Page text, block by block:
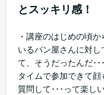
とスッキリ感！
・講座のはじめの頃
いるパン屋さんに対
て、そうだったんだ･
タイムで参加できて顔
質問して･･･って楽し